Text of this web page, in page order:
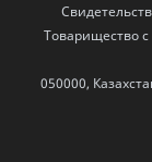
Товарищество
050000,